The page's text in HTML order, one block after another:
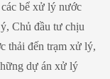
bể xử lý nước
Chủ đầu tư chịu
thải đến trạm xử lý,
dự án xử lý